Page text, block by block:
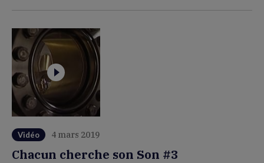
Vidéo 4 mars 2019
Chacun cherche son Son #3